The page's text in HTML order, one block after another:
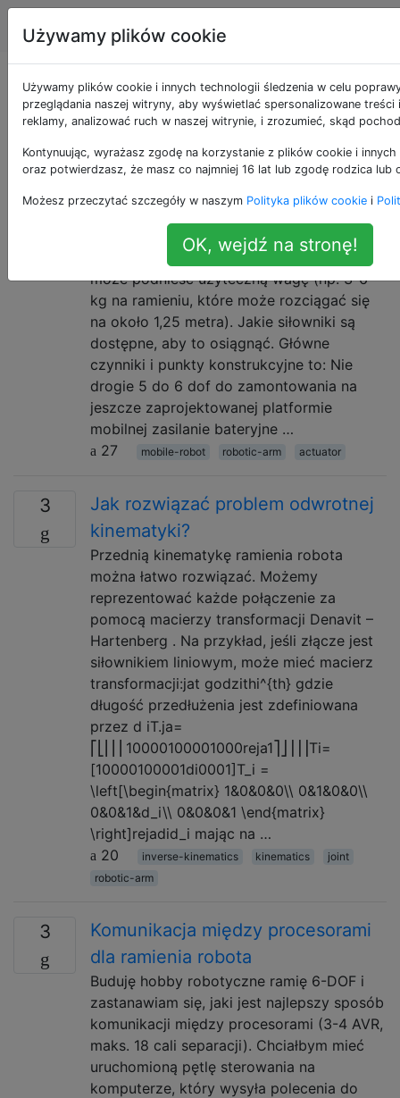
Robotyka Tagi
Pytania otagowane
jako robotic-arm
5
Który rodzaj siłownika będzie
odpowiedni dla bardzo silnego
ramienia robota
Chciałbym zbudować ramię robota, które
może podnieść użyteczną wagę (np. 3-6
kg na ramieniu, które może rozciągać się
na około 1,25 metra). Jakie siłowniki są
dostępne, aby to osiągnąć. Główne
czynniki i punkty konstrukcyjne to: Nie
drogie 5 do 6 dof do zamontowania na
jeszcze zaprojektowanej platformie
mobilnej zasilanie bateryjne …
27
mobile-robot robotic-arm actuator
3
Jak rozwiązać problem odwrotnej
kinematyki?
Przednią kinematykę ramienia robota
można łatwo rozwiązać. Możemy
reprezentować każde połączenie za
pomocą macierzy transformacji Denavit –
Hartenberg . Na przykład, jeśli złącze jest
siłownikiem liniowym, może mieć macierz
transformacji:jat godzithi^{th} gdzie
długość przedłużenia jest zdefiniowana
przez d iT.ja=
⎡⎣⎢⎢⎢10000100001000reja1⎤⎦⎥⎥⎥Ti=
[10000100001di0001]T_i =
\left[\begin{matrix} 1&0&0&0\\ 0&1&0&0\\
0&0&1&d_i\\ 0&0&0&1 \end{matrix}
\right]rejadid_i mając na …
20
inverse-kinematics kinematics
joint
robotic-arm
3
Komunikacja między procesorami
dla ramienia robota
Buduję hobby robotyczne ramię 6-DOF i
zastanawiam się, jaki jest najlepszy sposób
komunikacji między procesorami (3-4 AVR,
maks. 18 cali separacji). Chciałbym mieć
uruchomioną pętlę sterowania na
komputerze, który wysyła polecenia do
Używamy plików cookie
Używamy plików cookie i innych technologii śledzenia w celu
przeglądania naszej witryny, aby wyświetlać spersonalizowane treści
reklamy, analizować ruch w naszej witrynie, i zrozumieć, skąd
Kontynuując, wyrażasz zgodę na korzystanie z plików cookie i
oraz potwierdzasz, że masz co najmniej 16 lat lub zgodę rodzica lub
Możesz przeczytać szczegóły w naszym Polityka plików cookie i
OK, wejdź na stronę!